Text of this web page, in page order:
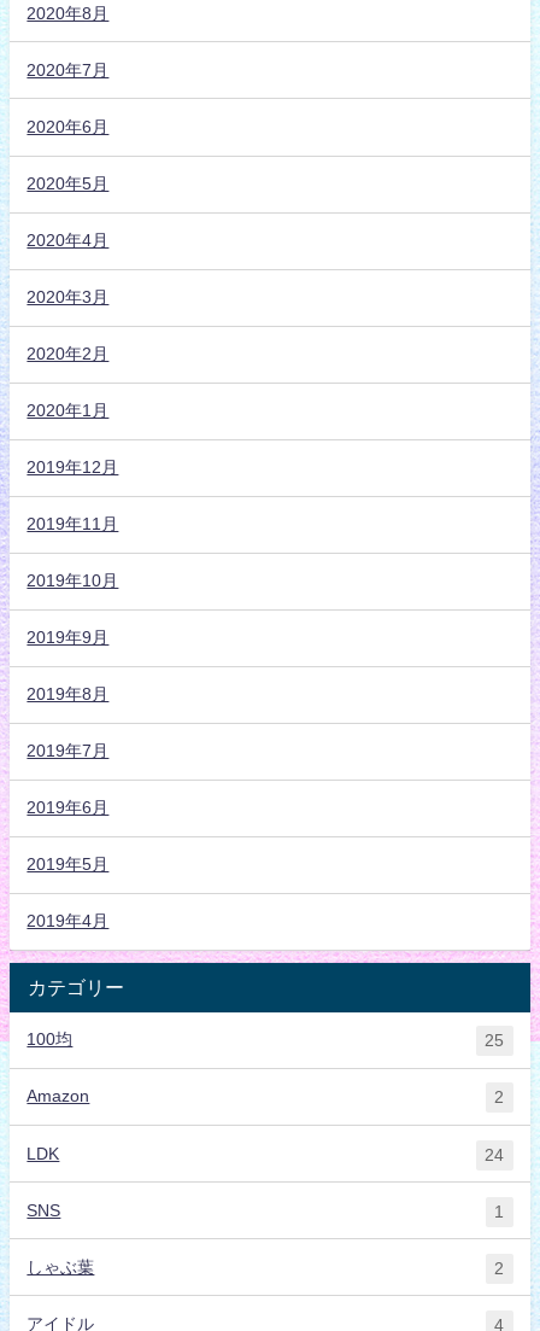
2020年8月
2020年7月
2020年6月
2020年5月
2020年4月
2020年3月
2020年2月
2020年1月
2019年12月
2019年11月
2019年10月
2019年9月
2019年8月
2019年7月
2019年6月
2019年5月
2019年4月
カテゴリー
100均 25
Amazon 2
LDK 24
SNS 1
しゃぶ葉 2
アイドル 4